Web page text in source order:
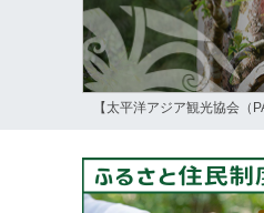
【太平洋アジア観光協会（